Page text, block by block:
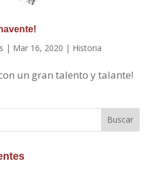
| Mar 16, 2020 | Historia
un gran talento y talante!
Buscar